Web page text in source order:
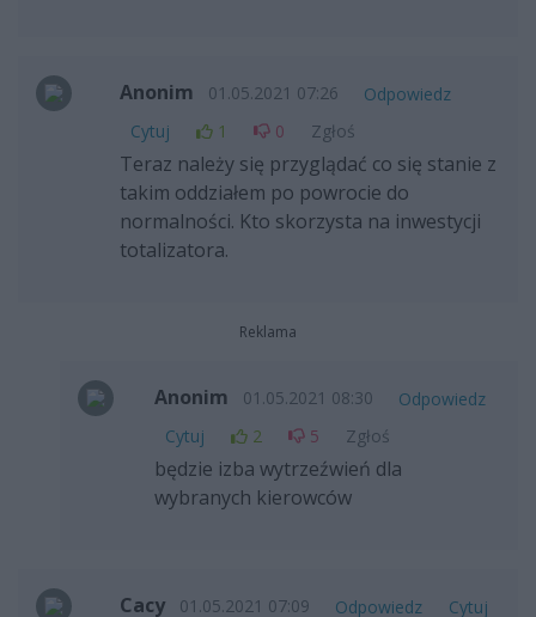
Anonim 01.05.2021 07:26
Odpowiedz
Cytuj
1 0 Zgłoś
Teraz należy się przyglądać co się stanie z
takim oddziałem po powrocie do
normalności. Kto skorzysta na inwestycji
totalizatora.
Reklama
Anonim 01.05.2021 08:30
Odpowiedz
Cytuj
2 5 Zgłoś
będzie izba wytrzeźwień dla
wybranych kierowców
Cacy 01.05.2021 07:09 Odpowiedz Cytuj